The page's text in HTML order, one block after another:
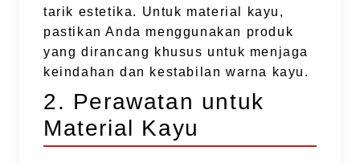
tarik estetika. Untuk material kayu,
pastikan Anda menggunakan produk
yang dirancang khusus untuk menjaga
keindahan dan kestabilan warna kayu.
2. Perawatan untuk
Material Kayu